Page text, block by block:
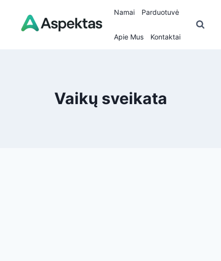
content
Namai Parduotuvė
Apie Mus Kontaktai
Vaikų sveikata